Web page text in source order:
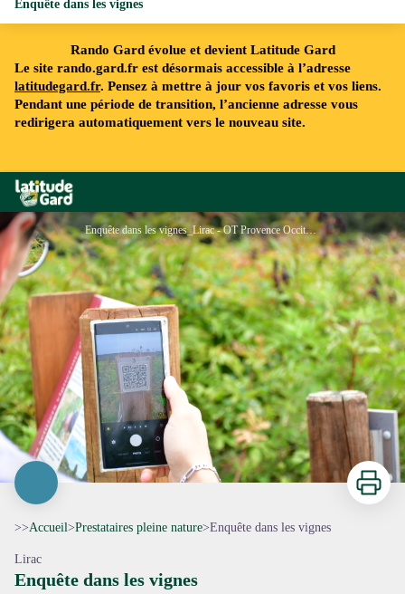
Rando Gard évolue et devient Latitude Gard
Le site rando.gard.fr est désormais accessible à l’adresse
latitudegard.fr. Pensez à mettre à jour vos favoris et vos liens.
Pendant une période de transition, l’ancienne adresse vous
redirigera automatiquement vers le nouveau site.
Rando Gard
Enquête dans les vignes
Enquête dans les vignes_Lirac - OT Provence Occitane
Imprimer
>>Accueil>Prestataires pleine nature>Enquête dans les vignes
Lirac
Enquête dans les vignes